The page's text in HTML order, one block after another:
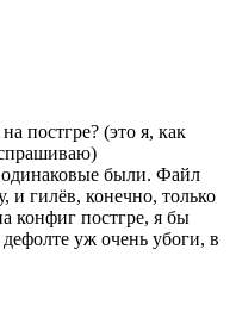
постгре? (это я, как
одинаковые были. Файл
и гилёв, конечно, только
конфиг постгре, я бы
уж очень убоги, в